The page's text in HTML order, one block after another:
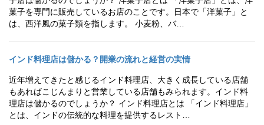
菓子を専門に販売しているお店のことです。日本で「洋菓子」と
は、西洋風の菓子類を指します。 小麦粉、バ…
インド料理店は儲かる？開業の流れと経営の実情
近年増えてきたと感じるインド料理店、大きく成長している店舗
もあればこじんまりと営業している店舗もみられます。インド料
理店は儲かるのでしょうか？ インド料理店とは 「インド料理店」
とは、インドの伝統的な料理を提供するレスト…